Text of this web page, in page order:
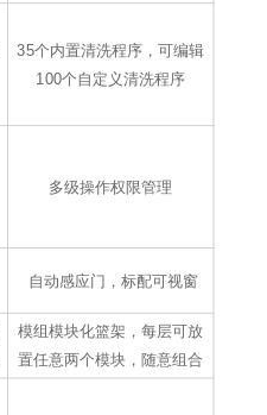
35个内置清洗程序，可编辑
100个自定义清洗程序
多级操作权限管理
自动感应门，标配可视窗
模组模块化篮架，每层可放
置任意两个模块，随意组合